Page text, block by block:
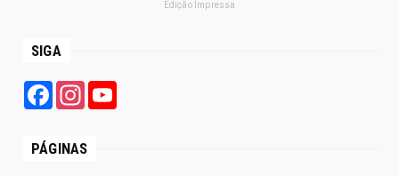
Edição Impressa
SIGA
FacebookInstagram
PÁGINAS